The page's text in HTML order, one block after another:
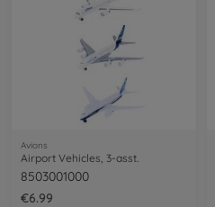
Avions
Airport Vehicles, 3-asst.
8503001000
€6.99